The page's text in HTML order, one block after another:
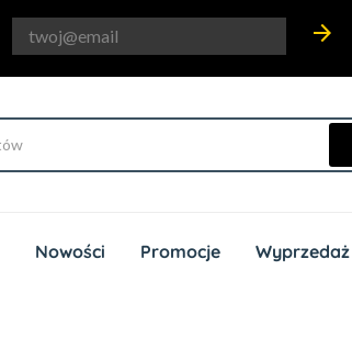
arrow_forward
Nowości Promocje Wyprzedaż